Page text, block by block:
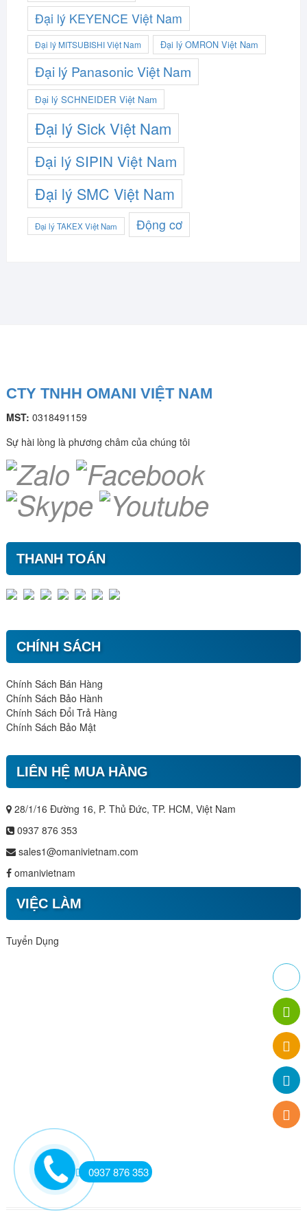
Đại lý KEYENCE Việt Nam
Đại lý MITSUBISHI Việt Nam Đại lý OMRON Việt Nam
Đại lý Panasonic Việt Nam
Đại lý SCHNEIDER Việt Nam
Đại lý Sick Việt Nam
Đại lý SIPIN Việt Nam
Đại lý SMC Việt Nam
Đại lý TAKEX Việt Nam Động cơ
CTY TNHH OMANI VIỆT NAM
MST: 0318491159
Sự hài lòng là phương châm của chúng tôi
THANH TOÁN
CHÍNH SÁCH
Chính Sách Bán Hàng
Chính Sách Bảo Hành
Chính Sách Đổi Trả Hàng
Chính Sách Bảo Mật
LIÊN HỆ MUA HÀNG
28/1/16 Đường 16, P. Thủ Đức, TP. HCM, Việt Nam
0937 876 353
sales1@omanivietnam.com
omanivietnam
VIỆC LÀM
Tuyển Dụng
0937 876 353